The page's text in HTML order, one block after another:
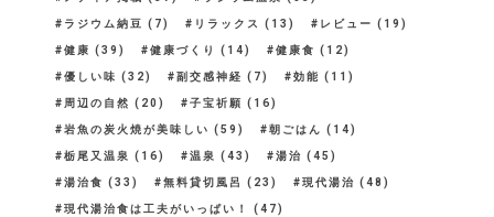
ラジウム納豆 (7) リラックス (13) レビュー (19)
健康 (39) 健康づくり (14) 健康食 (12)
優しい味 (32) 副交感神経 (7) 効能 (11)
周辺の自然 (20) 子宝祈願 (16)
岩魚の炭火焼が美味しい (59) 朝ごはん (14)
栃尾又温泉 (16) 温泉 (43) 湯治 (45)
湯治食 (33) 無料貸切風呂 (23) 現代湯治 (48)
現代湯治食は工夫がいっぱい！ (47)